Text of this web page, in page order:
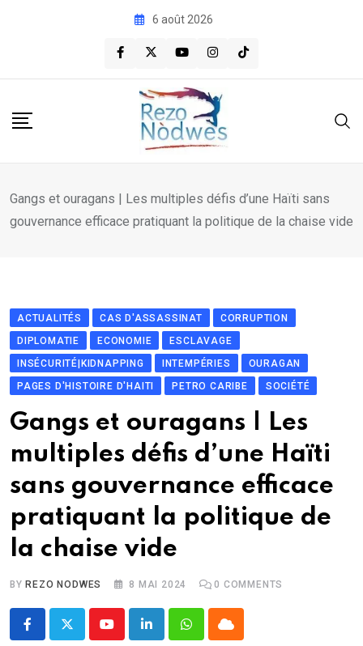
6 août 2026
Gangs et ouragans | Les multiples défis d’une Haïti sans
gouvernance efficace pratiquant la politique de la chaise vide
ACTUALITÉS CAS D'ASSASSINAT
CORRUPTION
DIPLOMATIE
ECONOMIE
ESCLAVAGE
INSÉCURITÉ|KIDNAPPING
INTEMPÉRIES
OURAGAN
PAGES D'HISTOIRE D'HAITI
PETRO CARIBE SOCIÉTÉ
Gangs et ouragans | Les
multiples défis d’une Haïti
sans gouvernance efficace
pratiquant la politique de
la chaise vide
BY REZO NODWES 8 MAI 2024 0 COMMENTS
YoutubeLinkedInWhatsappCloud